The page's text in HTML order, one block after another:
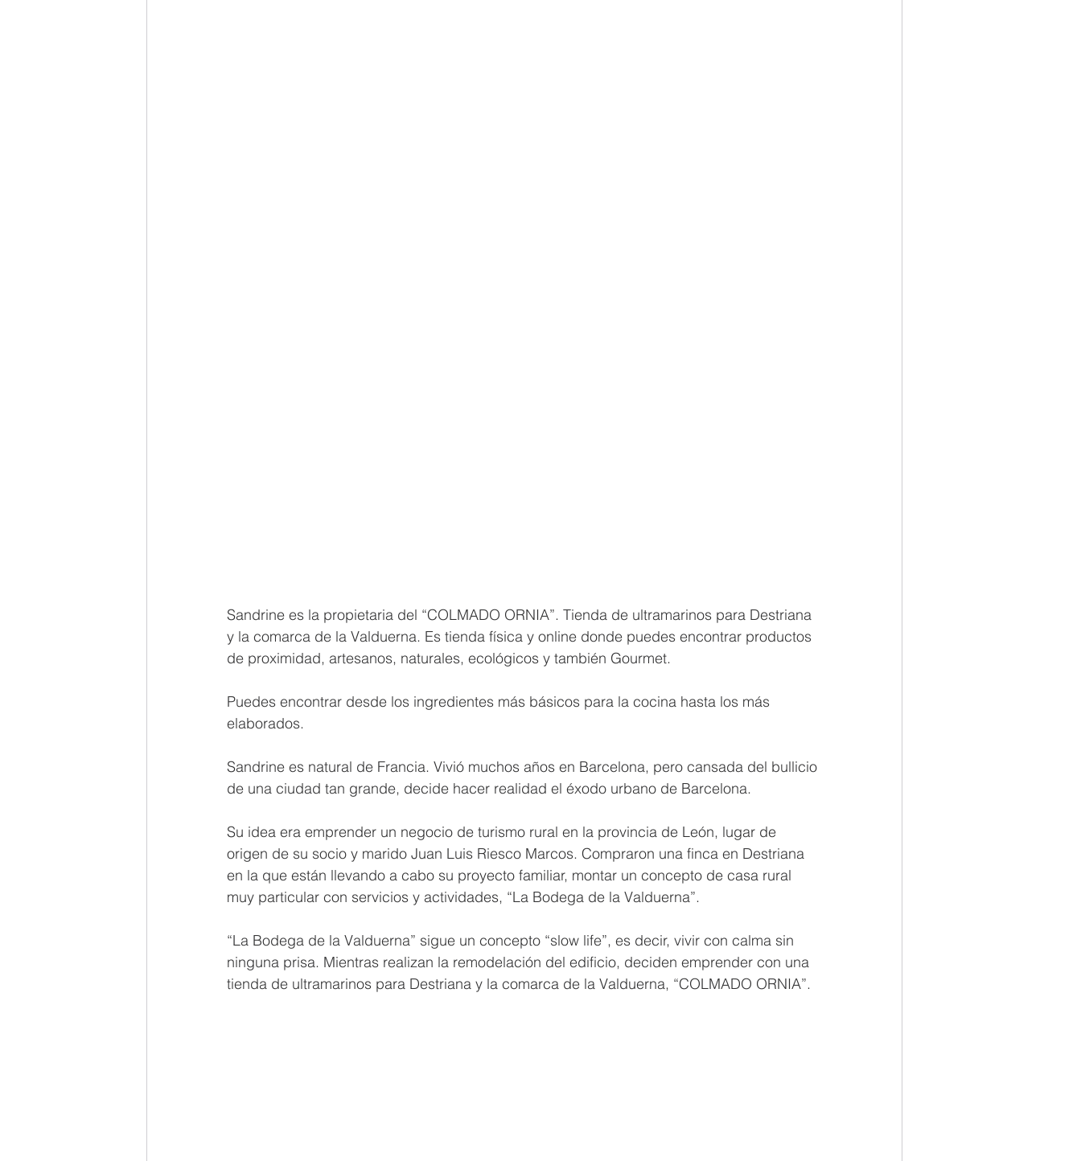
Sandrine es la propietaria del “COLMADO ORNIA”. Tienda de ultramarinos para Destriana
y la comarca de la Valduerna. Es tienda física y online donde puedes encontrar productos
de proximidad, artesanos, naturales, ecológicos y también Gourmet.
Puedes encontrar desde los ingredientes más básicos para la cocina hasta los más
elaborados.
Sandrine es natural de Francia. Vivió muchos años en Barcelona, pero cansada del bullicio
de una ciudad tan grande, decide hacer realidad el éxodo urbano de Barcelona.
Su idea era emprender un negocio de turismo rural en la provincia de León, lugar de
origen de su socio y marido Juan Luis Riesco Marcos. Compraron una finca en Destriana
en la que están llevando a cabo su proyecto familiar, montar un concepto de casa rural
muy particular con servicios y actividades, “La Bodega de la Valduerna”.
“La Bodega de la Valduerna” sigue un concepto “slow life”, es decir, vivir con calma sin
ninguna prisa. Mientras realizan la remodelación del edificio, deciden emprender con una
tienda de ultramarinos para Destriana y la comarca de la Valduerna, “COLMADO ORNIA”.